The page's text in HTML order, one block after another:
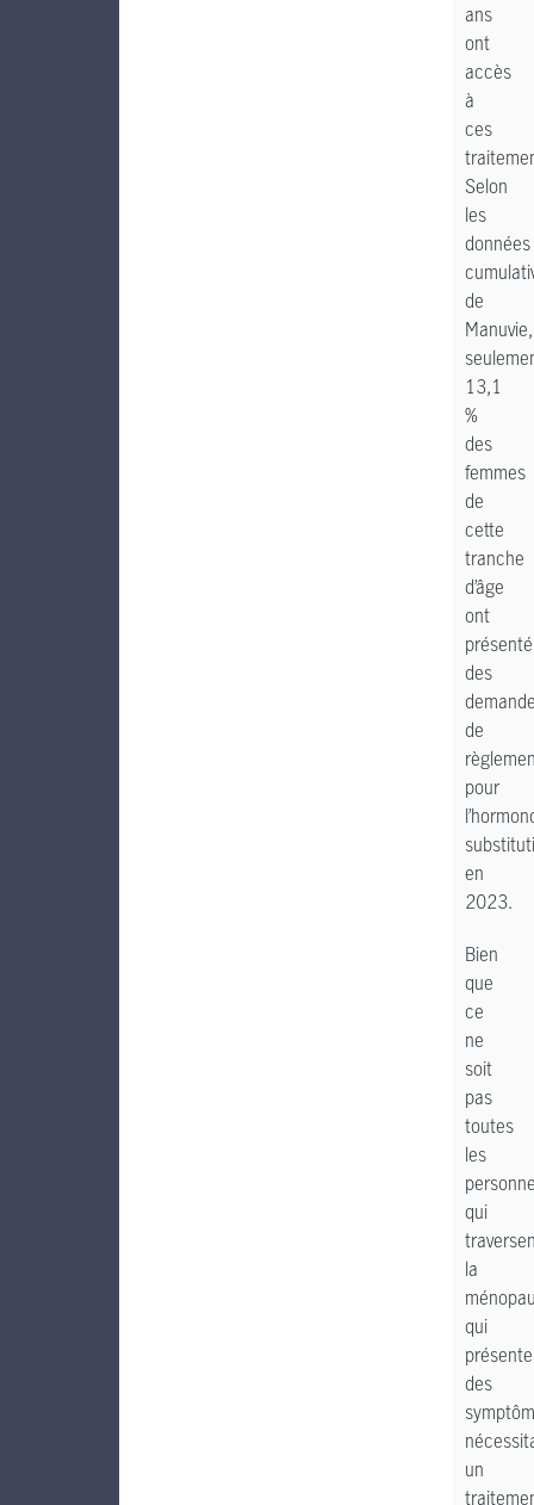
ans
ont
accès
à
ces
Selon
les
données
de
Manuvie,
13,1
%
des
femmes
de
cette
tranche
d’âge
ont
présenté
des
de
pour
en
2023.
Bien
que
ce
ne
soit
pas
toutes
les
qui
la
qui
des
un